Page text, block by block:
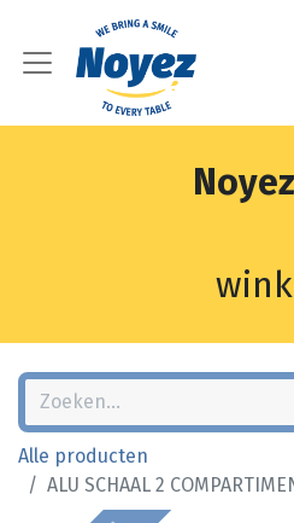
Alle producten
ALU SCHAAL 2